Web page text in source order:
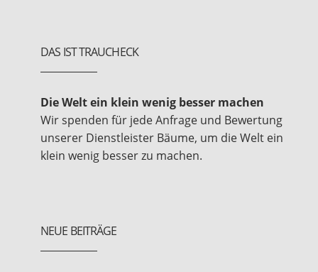
DAS IST TRAUCHECK
Die Welt ein klein wenig besser machen
Wir spenden für jede Anfrage und Bewertung
unserer Dienstleister Bäume, um die Welt ein
klein wenig besser zu machen.
NEUE BEITRÄGE